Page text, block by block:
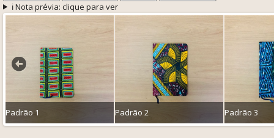
ℹ️ Nota prévia: clique para ver
Padrão 1 Padrão 2 Padrão 3